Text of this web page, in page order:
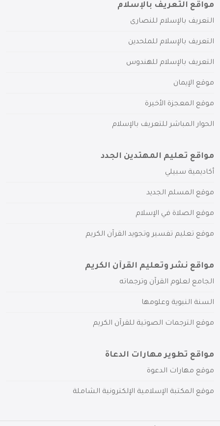
مواقع التعريف بالإسلام
التعريف بالإسلام للنصارى
التعريف بالإسلام للملحدين
التعريف بالإسلام للهندوس
موقع الإيمان
موقع المعجزة الأخيرة
الحوار المباشر للتعريف بالإسلام
مواقع تعليم المهتدين الجدد
أكاديمية سبيلي
موقع المسلم الجديد
موقع الصلاة في الإسلام
موقع تعليم تفسير وتجويد القرآن الكريم
مواقع نشر وتعليم القرآن الكريم
الجامع لعلوم القرآن وترجماته
السنة النبوية وعلومها
موقع الترجمات الصوتية للقرآن الكريم
مواقع تطوير مهارات الدعاة
موقع مهارات الدعوة
موقع المكتبة الإسلامية الإلكترونية الشاملة